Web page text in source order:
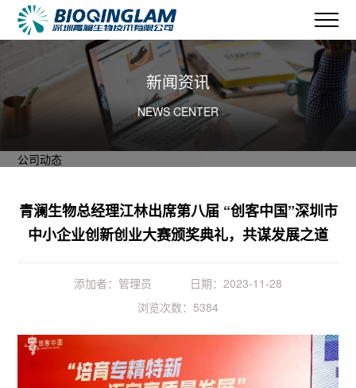
新闻资讯
NEWS CENTER
公司动态
青澜生物总经理江林出席第八届 “创客中国”深圳市
中小企业创新创业大赛颁奖典礼，共谋发展之道
添加者：管理员
日期：2023-11-28
浏览次数：5384